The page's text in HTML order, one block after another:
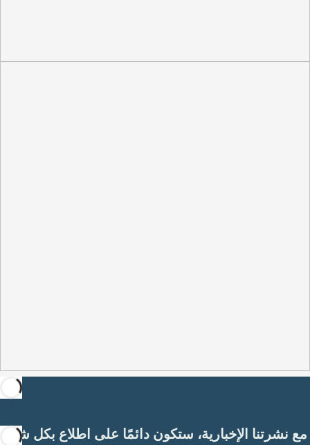
مع نشرتنا الإخبارية، ستكون دائمًا على اطلاع بكل شيء